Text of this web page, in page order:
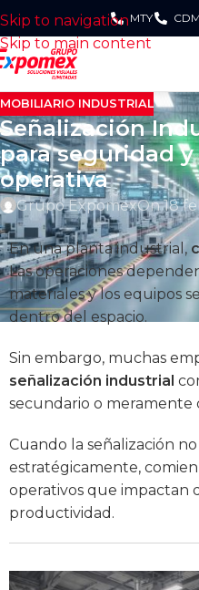
Skip to navigation
Skip to main content
MTY
MOBILIARIO INDUSTRIAL
Señalización
para seguridad
operativa
Grupo ExpomexOn 18
En una planta industrial,
Las operaciones
materiales y los equipos
dentro del espacio.
Sin embargo, muchas
señalización industrial
secundario o meramente
Cuando la señalización
estratégicamente,
operativos que impactan
productividad.